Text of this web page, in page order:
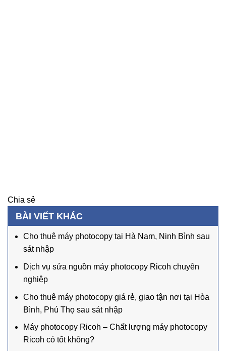
Chia sẻ
BÀI VIẾT KHÁC
Cho thuê máy photocopy tại Hà Nam, Ninh Bình sau
sát nhập
Dịch vụ sửa nguồn máy photocopy Ricoh chuyên
nghiệp
Cho thuê máy photocopy giá rẻ, giao tận nơi tại Hòa
Bình, Phú Thọ sau sát nhập
Máy photocopy Ricoh – Chất lượng máy photocopy
Ricoh có tốt không?